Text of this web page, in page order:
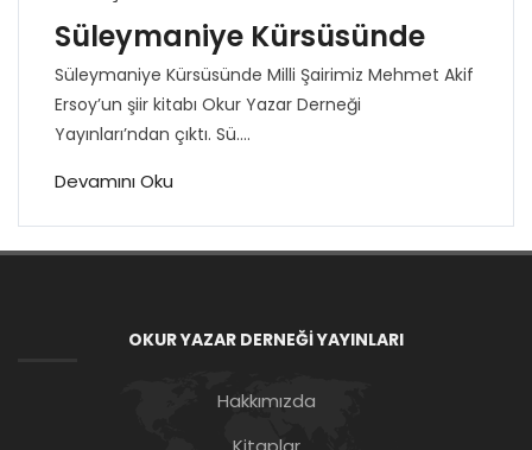
Süleymaniye Kürsüsünde
Süleymaniye Kürsüsünde Milli Şairimiz Mehmet Akif
Ersoy’un şiir kitabı Okur Yazar Derneği
Yayınları’ndan çıktı. Sü....
Devamını Oku
OKUR YAZAR DERNEĞİ YAYINLARI
Hakkımızda